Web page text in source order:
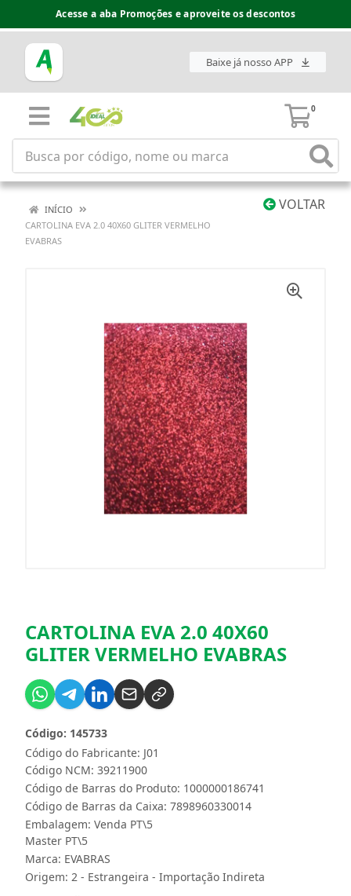
Acesse a aba Promoções e aproveite os descontos
Baixe já nosso APP
0
VOLTAR
INÍCIO
CARTOLINA EVA 2.0 40X60 GLITER VERMELHO
EVABRAS
CARTOLINA EVA 2.0 40X60
GLITER VERMELHO EVABRAS
Código do Fabricante: J01
Código: 145733
Código NCM: 39211900
Código de Barras do Produto: 1000000186741
Código de Barras da Caixa: 7898960330014
Embalagem: Venda PT\5
Master PT\5
Marca: EVABRAS
Origem: 2 - Estrangeira - Importação Indireta